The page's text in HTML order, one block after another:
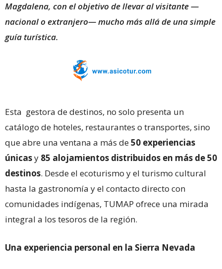
Magdalena, con el objetivo de llevar al visitante —
nacional o extranjero— mucho más allá de una simple
guía turística.
Esta gestora de destinos, no solo presenta un
catálogo de hoteles, restaurantes o transportes, sino
que abre una ventana a más de50 experiencias
únicasy 85 alojamientos distribuidos en más de 50
destinos. Desde el ecoturismo y el turismo cultural
hasta la gastronomía y el contacto directo con
comunidades indígenas, TUMAP ofrece una mirada
integral a los tesoros de la región.
Una experiencia personal en la Sierra Nevada